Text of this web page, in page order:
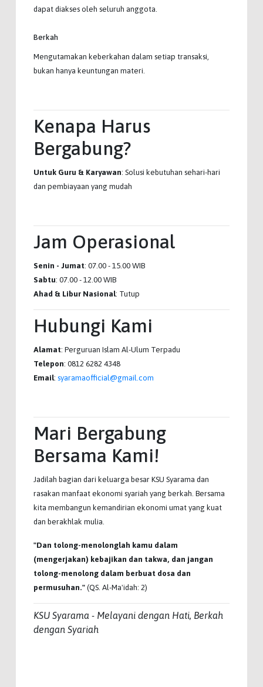
dapat diakses oleh seluruh anggota.
Berkah
Mengutamakan keberkahan dalam setiap transaksi,
bukan hanya keuntungan materi.
Kenapa Harus
Bergabung?
Untuk Guru & Karyawan: Solusi kebutuhan sehari-hari
dan pembiayaan yang mudah
Jam Operasional
Senin - Jumat: 07.00 - 15.00 WIB
Sabtu: 07.00 - 12.00 WIB
Ahad & Libur Nasional: Tutup
Hubungi Kami
Alamat: Perguruan Islam Al-Ulum Terpadu
Telepon: 0812 6282 4348
Email: syaramaofficial@gmail.com
Mari Bergabung
Bersama Kami!
Jadilah bagian dari keluarga besar KSU Syarama dan
rasakan manfaat ekonomi syariah yang berkah. Bersama
kita membangun kemandirian ekonomi umat yang kuat
dan berakhlak mulia.
"Dan tolong-menolonglah kamu dalam
(mengerjakan) kebajikan dan takwa, dan jangan
tolong-menolong dalam berbuat dosa dan
permusuhan." (QS. Al-Ma'idah: 2)
KSU Syarama - Melayani dengan Hati, Berkah
dengan Syariah